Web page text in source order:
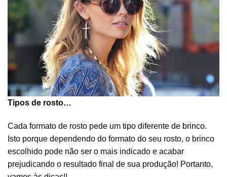
Tipos de rosto…
Cada formato de rosto pede um tipo diferente de brinco.
Isto porque dependendo do formato do seu rosto, o brinco
escolhido pode não ser o mais indicado e acabar
prejudicando o resultado final de sua produção! Portanto,